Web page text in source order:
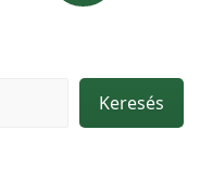
Keresés